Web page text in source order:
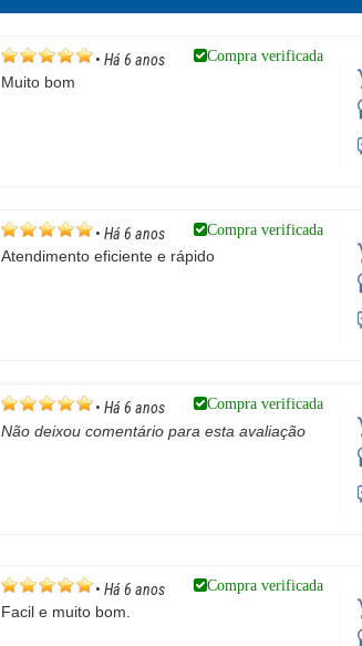
• Há 6 anos Compra verificada
Muito bom
• Há 6 anos Compra verificada
Atendimento eficiente e rápido
• Há 6 anos Compra verificada
Não deixou comentário para esta avaliação
• Há 6 anos Compra verificada
Facil e muito bom.